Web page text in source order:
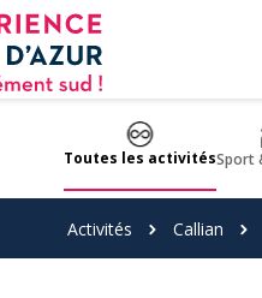
cookies
Toutes les activitésSport
Activités Callian